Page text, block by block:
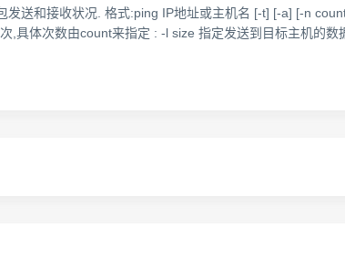
送和接收状况. 格式:ping IP地址或主机名 [-t] [-a] [-n
,具体次数由count来指定 : -l size 指定发送到目标主机的